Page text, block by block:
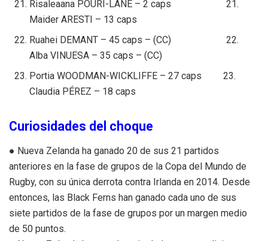
Risaleaana POURI-LANE – 2 caps 21.
Maider ARESTI – 13 caps
Ruahei DEMANT – 45 caps – (CC) 22.
Alba VINUESA – 35 caps – (CC)
Portia WOODMAN-WICKLIFFE – 27 caps 23.
Claudia PÉREZ – 18 caps
Curiosidades del choque
● Nueva Zelanda ha ganado 20 de sus 21 partidos
anteriores en la fase de grupos de la Copa del Mundo de
Rugby, con su única derrota contra Irlanda en 2014. Desde
entonces, las Black Ferns han ganado cada uno de sus
siete partidos de la fase de grupos por un margen medio
de 50 puntos.